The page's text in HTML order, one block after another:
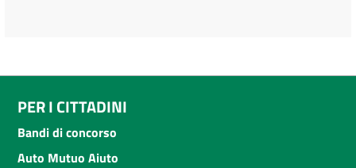
PER I CITTADINI
Bandi di concorso
Auto Mutuo Aiuto